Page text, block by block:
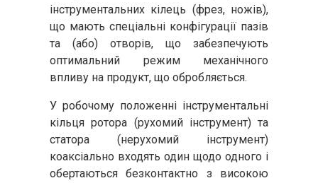
інструментальних кілець (фрез, ножів),
що мають спеціальні конфігурації пазів
та (або) отворів, що забезпечують
оптимальний режим механічного
впливу на продукт, що обробляється.
У робочому положенні інструментальні
кільця ротора (рухомий інструмент) та
статора (нерухомий інструмент)
коаксіально входять один щодо одного і
обертаються безконтактно з високою